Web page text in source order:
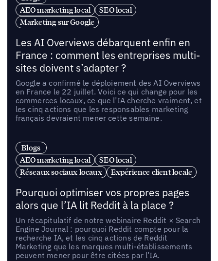
AEO marketing local
SEO local
Marketing sur Google
Les AI Overviews débarquent enfin en
France : comment les entreprises multi-
sites doivent s’adapter ?
Google a confirmé le déploiement des AI Overviews
en France le 22 juillet. Voici ce qui change pour les
commerces locaux, ce que l’IA cherche vraiment, et
les cinq actions que les responsables marketing
français devraient mener cette semaine.
Blogs
AEO marketing local
SEO local
Réseaux sociaux locaux
Expérience client locale
Pourquoi optimiser vos propres pages
alors que l’IA lit Reddit à la place ?
Un récapitulatif de notre webinaire Reddit × Search
Engine Journal : pourquoi Reddit compte pour la
recherche IA, et les cinq actions de Reddit
Marketing que les marques multi-établissements
peuvent mener pour être citées par l’IA.